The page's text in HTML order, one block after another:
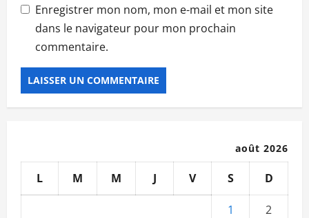
Enregistrer mon nom, mon e-mail et mon site
dans le navigateur pour mon prochain
commentaire.
août 2026
L M M J V S D
1
2